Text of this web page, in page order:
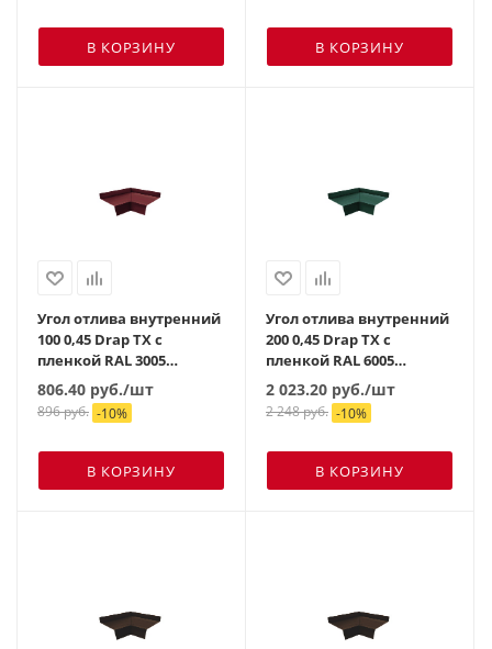
В КОРЗИНУ В КОРЗИНУ
Угол отлива внутренний
100 0,45 Drap TX с
пленкой RAL 3005
красное вино
806.40 руб./шт
896руб. -10%
В КОРЗИНУ
Угол отлива внутренний
200 0,45 Drap TX с
пленкой RAL 6005
зеленый мох
2 023.20 руб./шт
2 248руб. -10%
В КОРЗИНУ